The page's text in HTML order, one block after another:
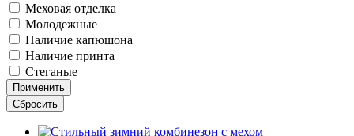
Меховая отделка
Молодежные
Наличие капюшона
Наличие принта
Стеганые